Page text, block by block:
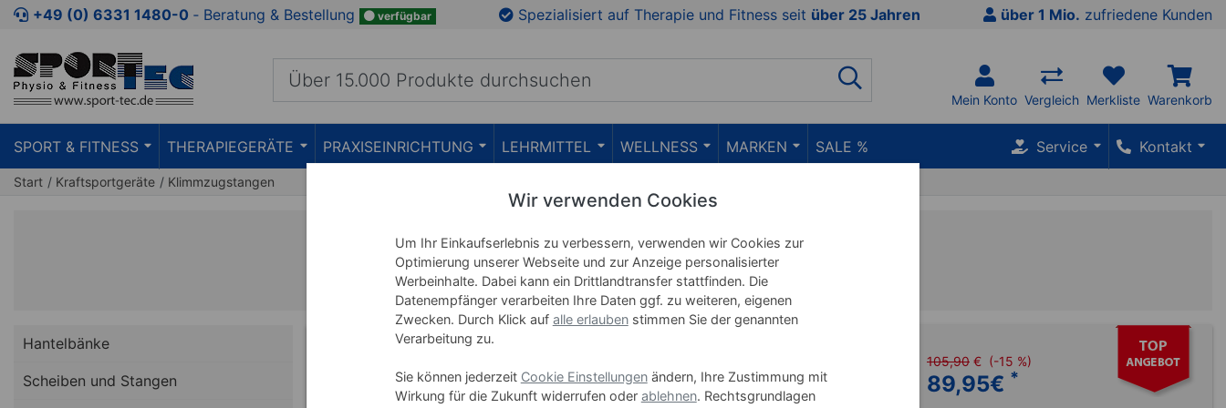
+49 (0) 6331 1480-0 ‐ Beratung & Bestellung verfügbar Spezialisiert auf Therapie und Fitness seit über 25 Jahren über 1 Mio. zufriedene Kunden
Mein Konto Vergleich Merkliste Warenkorb
SPORT & FITNESS THERAPIEGERÄTE PRAXISEINRICHTUNG LEHRMITTEL WELLNESS MARKEN SALE % Service Kontakt
Start Kraftsportgeräte Klimmzugstangen
Klimmzugstangen
Für einen muskulösen Rücken
Hantelbänke
Scheiben und Stangen
(1)
klappbar inkl. Dip-Station
Die klappbare Klimmzugstange mit Dip-Station ist
105,90 € (-15 %)
89,95€ *
Wir verwenden Cookies
Um Ihr Einkaufserlebnis zu verbessern, verwenden wir Cookies zur
Optimierung unserer Webseite und zur Anzeige personalisierter
Werbeinhalte. Dabei kann ein Drittlandtransfer stattfinden. Die
Datenempfänger verarbeiten Ihre Daten ggf. zu weiteren, eigenen
Zwecken. Durch Klick auf alle erlaubenstimmen Sie der genannten
Verarbeitung zu.
Sie können jederzeit Cookie Einstellungenändern, Ihre Zustimmung mit
Wirkung für die Zukunft widerrufen oder ablehnen. Rechtsgrundlagen